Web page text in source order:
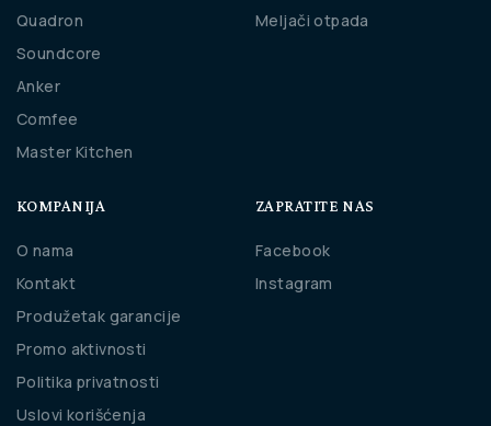
Quadron
Soundcore
Anker
Comfee
Master Kitchen
Meljači otpada
KOMPANIJA
O nama
Kontakt
Produžetak garancije
Promo aktivnosti
Politika privatnosti
Uslovi korišćenja
ZAPRATITE NAS
Facebook
Instagram